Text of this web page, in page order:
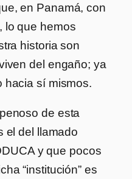
en Panamá, con
lo que hemos
historia son
del engaño; ya
hacia sí mismos.
de esta
el del llamado
y que pocos
“institución” es